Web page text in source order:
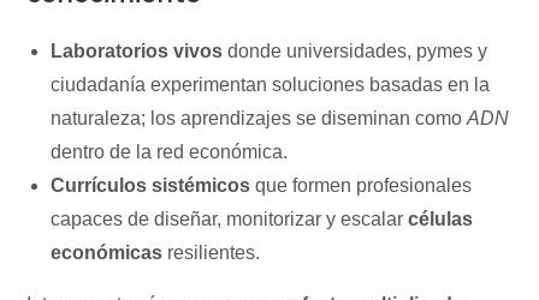
Laboratorios vivos donde universidades, pymes y
ciudadanía experimentan soluciones basadas en la
naturaleza; los aprendizajes se diseminan comoADN
dentro de la red económica.
Currículos sistémicos que formen profesionales
capaces de diseñar, monitorizar y escalarcélulas
económicas resilientes.